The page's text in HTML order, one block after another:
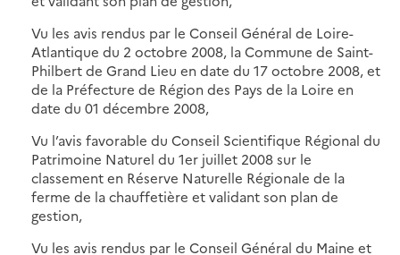
Vu les avis rendus par le Conseil Général de Loire-
Atlantique du 2 octobre 2008, la Commune de Saint-
Philbert de Grand Lieu en date du 17 octobre 2008, et
de la Préfecture de Région des Pays de la Loire en
date du 01 décembre 2008,
Vu l’avis favorable du Conseil Scientifique Régional du
Patrimoine Naturel du 1er juillet 2008 sur le
classement en Réserve Naturelle Régionale de la
ferme de la chauffetière et validant son plan de
gestion,
Vu les avis rendus par le Conseil Général du Maine et